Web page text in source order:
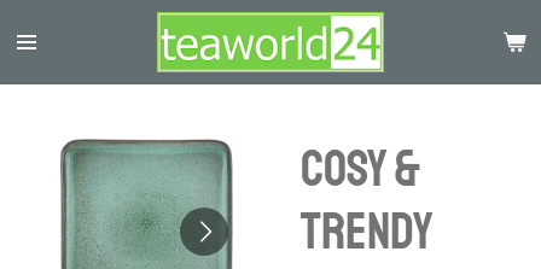
direct
COSY &
TRENDY